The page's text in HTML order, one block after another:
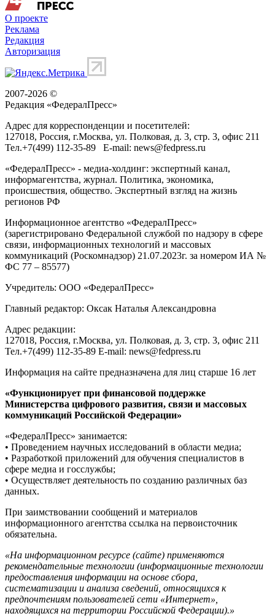
О проекте
Реклама
Редакция
Авторизация
2007-2026 ©
Редакция «ФедералПресс»
Адрес для корреспонденции и посетителей:
127018, Россия, г.Москва, ул. Полковая, д. 3, стр. 3, офис 211
Тел.+7(499) 112-35-89 E-mail: news@fedpress.ru
«ФедералПресс» - медиа-холдинг: экспертный канал,
информагентства, журнал. Политика, экономика,
происшествия, общество. Экспертный взгляд на жизнь
регионов РФ
Информационное агентство «ФедералПресс»
(зарегистрировано Федеральной службой по надзору в сфере
связи, информационных технологий и массовых
коммуникаций (Роскомнадзор) 21.07.2023г. за номером ИА №
ФС 77 – 85577)
Учредитель: ООО «ФедералПресс»
Главный редактор: Оксак Наталья Александровна
Адрес редакции:
127018, Россия, г.Москва, ул. Полковая, д. 3, стр. 3, офис 211
Тел.+7(499) 112-35-89 E-mail: news@fedpress.ru
Информация на сайте предназначена для лиц старше 16 лет
«Функционирует при финансовой поддержке
Министерства цифрового развития, связи и массовых
коммуникаций Российской Федерации»
«ФедералПресс» занимается:
• Проведением научных исследований в области медиа;
• Разработкой приложений для обучения специалистов в
сфере медиа и госслужбы;
• Осуществляет деятельность по созданию различных баз
данных.
При заимствовании сообщений и материалов
информационного агентства ссылка на первоисточник
обязательна.
«На информационном ресурсе (сайте) применяются
рекомендательные технологии (информационные технологии
предоставления информации на основе сбора,
систематизации и анализа сведений, относящихся к
предпочтениям пользователей сети «Интернет»,
находящихся на территории Российской Федерации).»